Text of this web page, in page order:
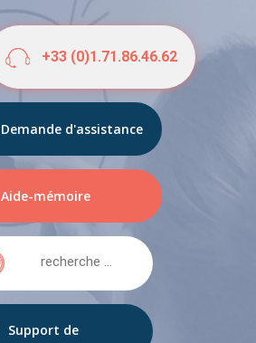
+33 (0)1.71.86.46.62
Demande d'assistance
Aide-mémoire
Support de